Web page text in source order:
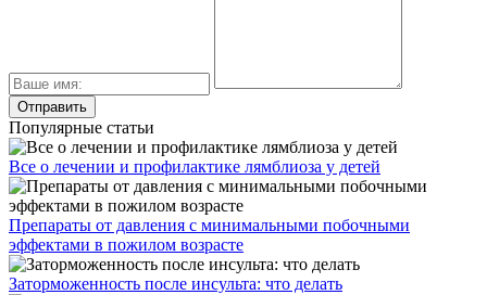
Популярные статьи
Все о лечении и профилактике лямблиоза у детей
Препараты от давления с минимальными побочными
эффектами в пожилом возрасте
Заторможенность после инсульта: что делать